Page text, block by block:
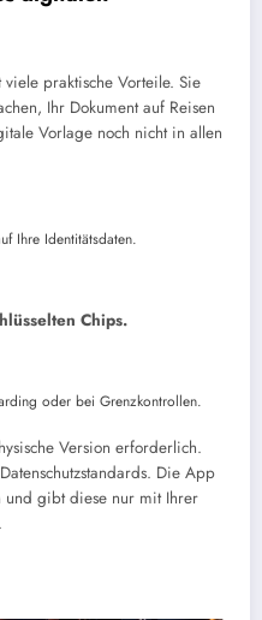
praktische Vorteile. Sie
Ihr Dokument auf Reisen
Vorlage noch nicht in allen
Ihre Identitätsdaten.
Chips.
oder bei Grenzkontrollen.
Version erforderlich.
Die App
und gibt diese nur mit Ihrer